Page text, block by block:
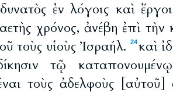
ἐν λόγοις καὶ
χρόνος, ἀνέβη ἐπὶ
τοὺς υἱοὺς Ἰσραήλ.
24καὶ
τῷ
τοὺς ἀδελφοὺς